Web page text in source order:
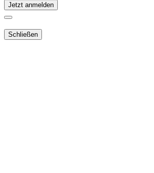
Jetzt anmelden
Schließen